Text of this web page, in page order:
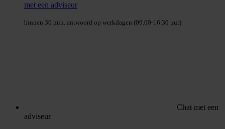
met een adviseur
binnen 30 min. antwoord op werkdagen (09.00-16.30 uur)
Chat met een
adviseur